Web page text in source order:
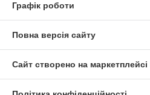
Графік роботи
Повна версія сайту
Сайт створено на маркетплейсі